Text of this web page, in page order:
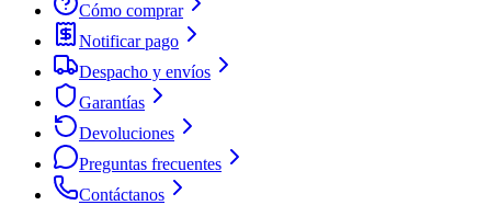
Cómo comprar
Notificar pago
Despacho y envíos
Garantías
Devoluciones
Preguntas frecuentes
Contáctanos